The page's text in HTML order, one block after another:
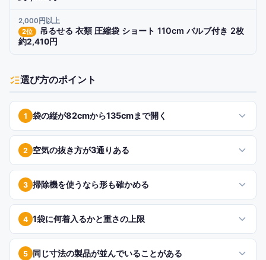
2,000円以上
2位 吊るせる 衣類 圧縮袋 ショート 110cm バルブ付き 2枚
約2,410円
選び方のポイント
1 袋の縦が82cmから135cmまで開く
2 空気の抜き方が3通りある
3 掃除機を使うなら形も確かめる
4 1袋に何着入るかと重さの上限
5 同じ寸法の製品が並んでいることがある